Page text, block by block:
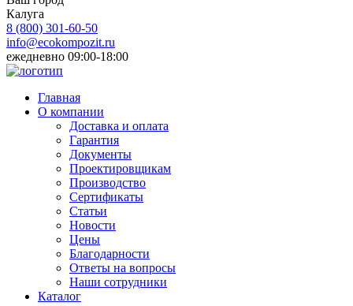
Калуга
8 (800) 301-60-50
info@ecokompozit.ru
ежедневно 09:00-18:00
Главная
О компании
Доставка и оплата
Гарантия
Документы
Проектировщикам
Производство
Сертификаты
Статьи
Новости
Цены
Благодарности
Ответы на вопросы
Наши сотрудники
Каталог